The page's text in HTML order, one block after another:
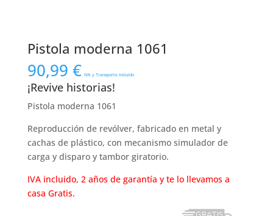
Pistola moderna 1061
90,99 € IVA y Transporte Incluido
¡Revive historias!
Pistola moderna 1061
Reproducción de revólver, fabricado en metal y
cachas de plástico, con mecanismo simulador de
carga y disparo y tambor giratorio.
IVA incluido, 2 años de garantía y te lo llevamos a
casa Gratis.